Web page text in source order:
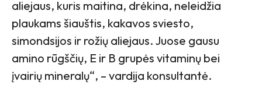
aliejaus, kuris maitina, drėkina, neleidžia
plaukams šiauštis, kakavos sviesto,
simondsijos ir rožių aliejaus. Juose gausu
amino rūgščių, E ir B grupės vitaminų bei
įvairių mineralų“, – vardija konsultantė.